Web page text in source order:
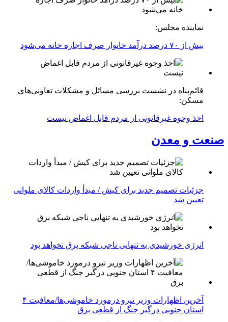
نماینده مجلس:
بیش از ۷۰ درصد درآمد خانوار صرف اجاره خانه می‌شود
قائم‌پناه در نشست بررسی مسائل و مشکلات تعاونی‌های
مسکن:
اخذ وجوه غیرقانونی از مردم قابل اغماض نیست
صنعت و معدن
جزئیات تصمیم جدید برای کیش / مبدأ واردات کالای ملوانی
تعیین شد
انرژی خورشیدی به تنهایی ناجی شبکه برق نخواهد بود
آخرین اظهارات وزیر نیرو درمورد خاموشی‌ها/معافیت ۴
استان جنوبی درگیر جنگ از قطعی برق